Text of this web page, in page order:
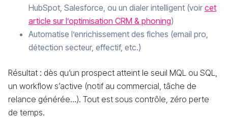
HubSpot, Salesforce, ou un dialer intelligent (voir cet
article sur l’optimisation CRM & phoning)
Automatise l’enrichissement des fiches (email pro,
détection secteur, effectif, etc.)
Résultat : dès qu’un prospect atteint le seuil MQL ou SQL,
un workflow s’active (notif au commercial, tâche de
relance générée…). Tout est sous contrôle, zéro perte
de temps.